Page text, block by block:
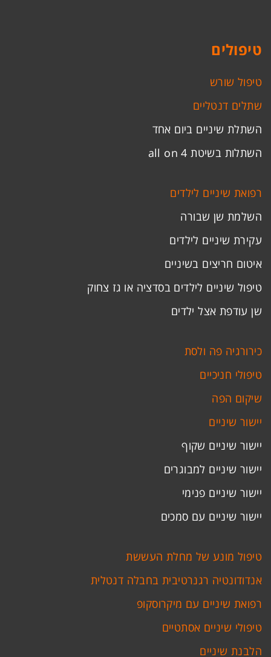
טיפולים
טיפול שורש
שתלים דנטליים
השתלת שיניים ביום אחד
השתלות בשיטת all on 4
רפואת שיניים לילדים
השלמת שן שבורה
עקירת שיניים לילדים
איטום חריצים בשיניים
טיפול שיניים לילדים בסדציה או גז צחוק
שן עודפת אצל ילדים
כירורגיה פה ולסת
טיפולי חניכיים
שיקום הפה
יישור שיניים
יישור שיניים שקוף
יישור שיניים למבוגרים
יישור שיניים פנימי
יישור שיניים עם סמכים
טיפול מונע של מחלת העששת
אנדודונטיה רגנרטיבית בחבלה דנטלית
רפואת שיניים עם מיקרוסקופ
טיפולי שיניים אסתטיים
הלבנת שיניים